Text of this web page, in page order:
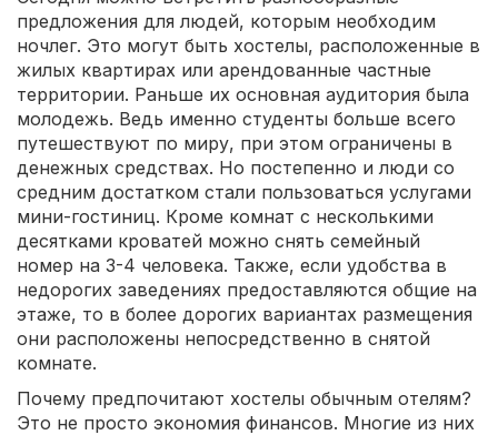
предложения для людей, которым необходим
ночлег. Это могут быть хостелы, расположенные в
жилых квартирах или арендованные частные
территории. Раньше их основная аудитория была
молодежь. Ведь именно студенты больше всего
путешествуют по миру, при этом ограничены в
денежных средствах. Но постепенно и люди со
средним достатком стали пользоваться услугами
мини-гостиниц. Кроме комнат с несколькими
десятками кроватей можно снять семейный
номер на 3-4 человека. Также, если удобства в
недорогих заведениях предоставляются общие на
этаже, то в более дорогих вариантах размещения
они расположены непосредственно в снятой
комнате.
Почему предпочитают хостелы обычным отелям?
Это не просто экономия финансов. Многие из них